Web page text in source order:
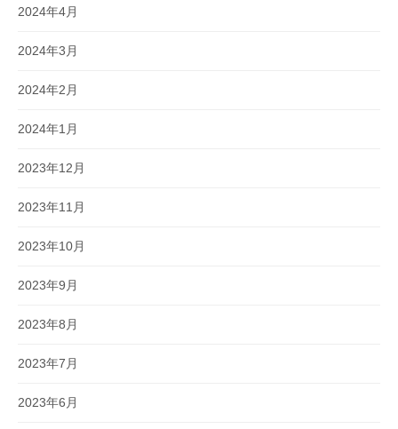
2024年4月
2024年3月
2024年2月
2024年1月
2023年12月
2023年11月
2023年10月
2023年9月
2023年8月
2023年7月
2023年6月